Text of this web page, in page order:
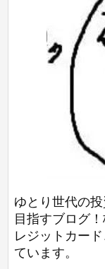
ゆとり世代の
目指すブログ
レジットカー
ています。